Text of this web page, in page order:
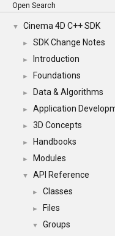
Open Search
▼ Cinema 4D C++ SDK
► SDK Change Notes
► Introduction
► Foundations
► Data & Algorithms
► Application
► 3D Concepts
► Handbooks
► Modules
▼ API Reference
► Classes
► Files
▼
Groups